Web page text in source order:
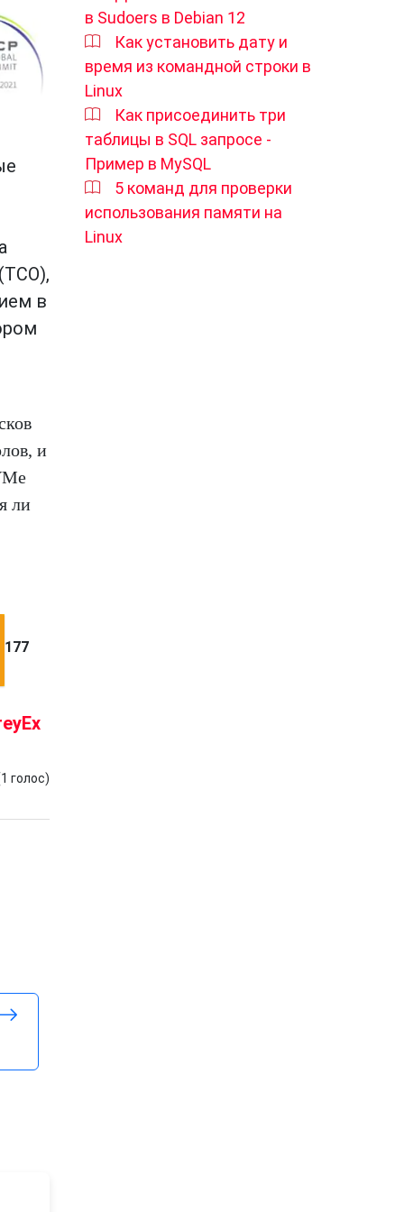
в
и
ли
177
1 голос)
в Sudoers в Debian 12
Как установить дату и
время из командной строки в
Linux
Как присоединить три
таблицы в SQL запросе -
Пример в MySQL
5 команд для проверки
использования памяти на
Linux